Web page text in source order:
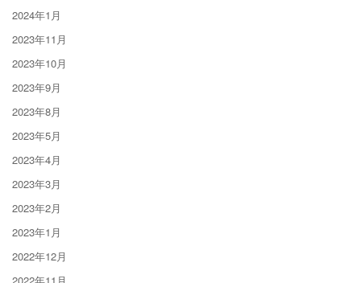
2024年1月
2023年11月
2023年10月
2023年9月
2023年8月
2023年5月
2023年4月
2023年3月
2023年2月
2023年1月
2022年12月